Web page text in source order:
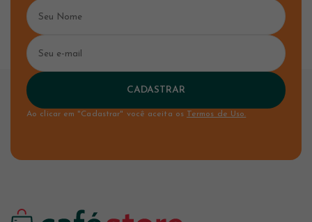
CADASTRAR
Ao clicar em "Cadastrar" você aceita os Termos de Uso.